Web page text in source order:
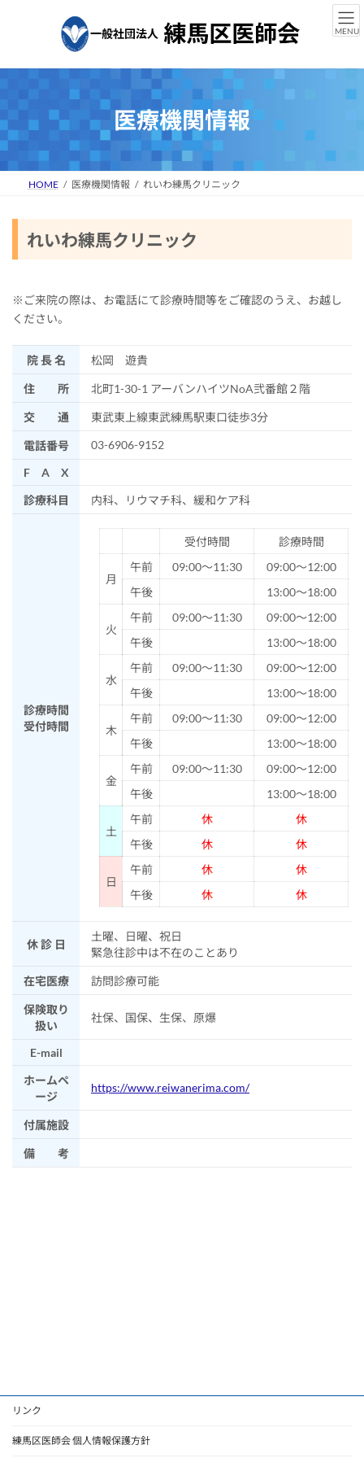
ツ
キ
ッ
プ
シ
に
移
動
医療機関情報
HOME 医療機関情報 れいわ練馬クリニック
れいわ練馬クリニック
※ご来院の際は、お電話にて診療時間等をご確認のうえ、お越し
ください。
院 長 名 松岡 遊貴
住 所 北町1-30-1 アーバンハイツNoA弐番館２階
交 通 東武東上線東武練馬駅東口徒歩3分
電話番号
03-6906-9152
F A X
診療科目
内科、リウマチ科、緩和ケア科
診療時間
受付時間
受付時間 診療時間
月
午前 09:00～11:30
09:00～12:00
午後
13:00～18:00
火
午前 09:00～11:30
09:00～12:00
午後
13:00～18:00
水
午前 09:00～11:30
09:00～12:00
午後
13:00～18:00
木
午前 09:00～11:30
09:00～12:00
午後
13:00～18:00
金
午前 09:00～11:30
09:00～12:00
午後
13:00～18:00
土
午前 休
休
午後
休 休
日
午前 休
休
午後
休 休
休 診 日
土曜、日曜、祝日
緊急往診中は不在のことあり
在宅医療 訪問診療可能
保険取り
扱い
社保、国保、生保、原爆
E-mail
ホームペ
ージ
https://www.reiwanerima.com/
付属施設
備 考
リンク
練馬区医師会 個人情報保護方針
MENU